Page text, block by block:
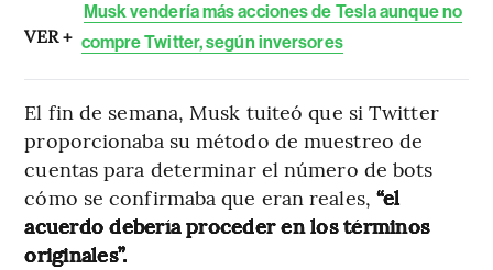
VER +
Musk vendería más acciones de Tesla aunque no
compre Twitter, según inversores
El fin de semana, Musk tuiteó que si Twitter
proporcionaba su método de muestreo de
cuentas para determinar el número de bots
cómo se confirmaba que eran reales, “el
acuerdo debería proceder en los términos
originales”.